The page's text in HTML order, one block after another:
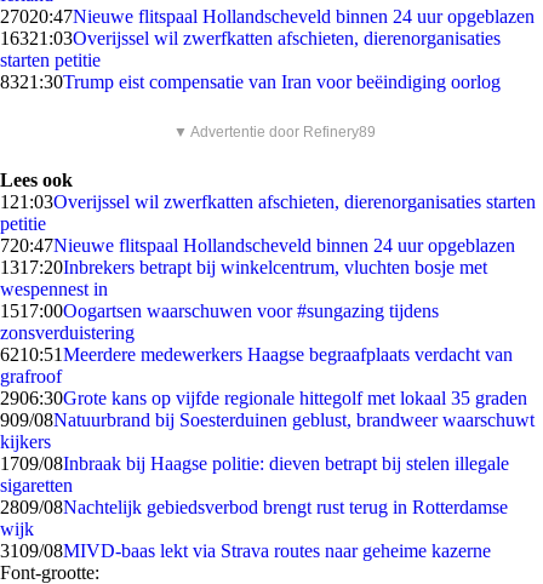
27020:47Nieuwe flitspaal Hollandscheveld binnen 24 uur opgeblazen
16321:03Overijssel wil zwerfkatten afschieten, dierenorganisaties
starten petitie
8321:30Trump eist compensatie van Iran voor beëindiging oorlog
▼ Advertentie door Refinery89
Lees ook
1 21:03Overijssel wil zwerfkatten afschieten, dierenorganisaties starten
petitie
720:47Nieuwe flitspaal Hollandscheveld binnen 24 uur opgeblazen
1317:20Inbrekers betrapt bij winkelcentrum, vluchten bosje met
wespennest in
1517:00Oogartsen waarschuwen voor #sungazing tijdens
zonsverduistering
6210:51Meerdere medewerkers Haagse begraafplaats verdacht van
grafroof
2906:30Grote kans op vijfde regionale hittegolf met lokaal 35 graden
909/08Natuurbrand bij Soesterduinen geblust, brandweer waarschuwt
kijkers
1709/08Inbraak bij Haagse politie: dieven betrapt bij stelen illegale
sigaretten
2809/08Nachtelijk gebiedsverbod brengt rust terug in Rotterdamse
wijk
3109/08MIVD-baas lekt via Strava routes naar geheime kazerne
Font-grootte: